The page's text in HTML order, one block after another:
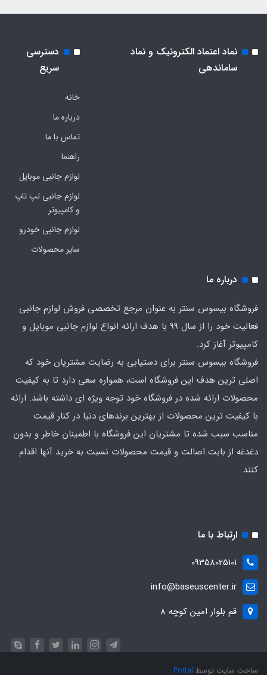
نماد اعتماد الکترونیک و نماد
ساماندهی
دسترسی
سریع
خانه
درباره ما
تماس با ما
راهنما
لوازم جانبی موبایل
لوازم جانبی لپ تاپ
و کامپیوتر
لوازم جانبی خودرو
سایر محصولات
درباره ما
فروشگاه بیسوس سنتر به عنوان مرجع تخصصی فروش لوازم جانبی
فعالیت خود را از سال 99 با هدف ارائه انواع لوازم جانبی موبایل و
کامپیوتر آغاز کرد.
فروشگاه بیسوس سنتر برای دستیابی به رضایت مشتریان خود که
اصلی‌ ترین هدف این فروشگاه است، همواره سعی دارد تا به کیفیت
محصولات ارائه شده در فروشگاه خود توجه ویژه ای داشته باشد. ارائه
با کیفیت‌ ترین محصولات از بهترین برندهای دنیا در کنار قیمت
مناسب سبب شده تا مشتریان این فروشگاه با اطمینان خاطر و بدون
دغدغه از بابت اصالت و قیمت محصولات نسبت به خرید آنها اقدام
کنند.
ارتباط با ما
09358025101
info@baseuscenter.ir
قم بلوار امین کوچه 8
ساخت سایت توسط Portal